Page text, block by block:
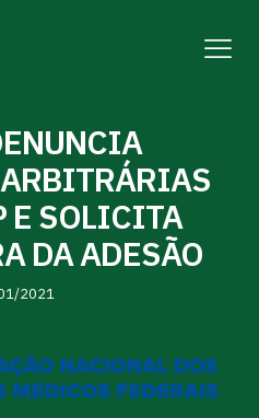
E SOLICITA
DA ADESÃO
2021